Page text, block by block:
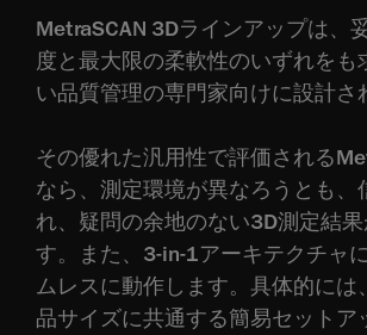
MetraSCAN 3Dラインアップは、
度と最大限の柔軟性のいずれをも
い品質管理の専門家向けに設計さ
その優れた汎用性で評価される
なら、測定環境が異なろうとも、
れ、疑問の余地のない3D測定結果
す。また、3-in-1アーキテクチャ
ムレスに動作します。具体的には
品サイズに共通する簡易セットア